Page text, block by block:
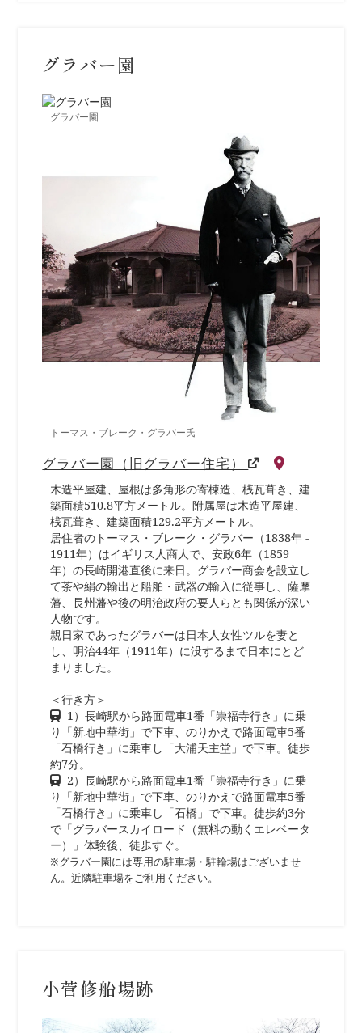
グラバー園
グラバー園
トーマス・ブレーク・グラバー氏
グラバー園（旧グラバー住宅）
木造平屋建、屋根は多角形の寄棟造、桟瓦葺き、建
築面積510.8平方メートル。附属屋は木造平屋建、
桟瓦葺き、建築面積129.2平方メートル。
居住者のトーマス・ブレーク・グラバー（1838年 -
1911年）はイギリス人商人で、安政6年（1859
年）の長崎開港直後に来日。グラバー商会を設立し
て茶や絹の輸出と船舶・武器の輸入に従事し、薩摩
藩、長州藩や後の明治政府の要人らとも関係が深い
人物です。
親日家であったグラバーは日本人女性ツルを妻と
し、明治44年（1911年）に没するまで日本にとど
まりました。
＜行き方＞
1）長崎駅から路面電車1番「崇福寺行き」に乗
り「新地中華街」で下車、のりかえで路面電車5番
「石橋行き」に乗車し「大浦天主堂」で下車。徒歩
約7分。
2）長崎駅から路面電車1番「崇福寺行き」に乗
り「新地中華街」で下車、のりかえで路面電車5番
「石橋行き」に乗車し「石橋」で下車。徒歩約3分
で「グラバースカイロード（無料の動くエレベータ
ー）」体験後、徒歩すぐ。
※グラバー園には専用の駐車場・駐輪場はございませ
ん。近隣駐車場をご利用ください。
小菅修船場跡